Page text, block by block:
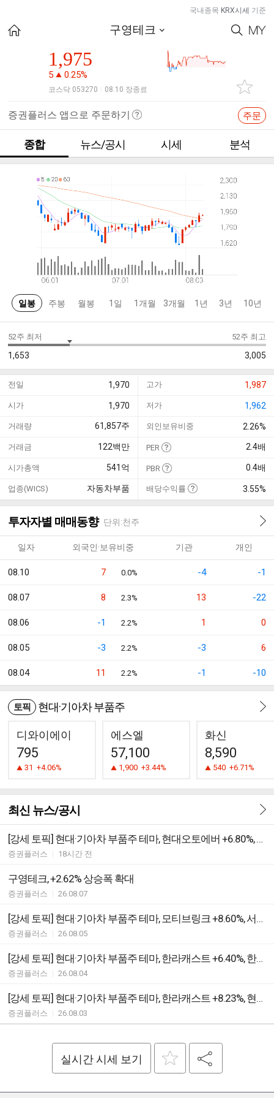
국내종목 KRX시세 기준
구영테크
1,975
5 0.25%
코스닥 053270 08.10 장종료
증권플러스 앱으로 주문하기 주문
종합 뉴스/공시 시세 분석
일봉 주봉 월봉 1일 1개월 3개월 1년 3년 10년
52주 최저
1,653
52주 최고
3,005
전일 1,970 고가 1,987
시가 1,970 저가 1,962
거래량 61,857주 외인보유비중 2.26%
거래금 122백만 PER 2.4배
시가총액 541 억 PBR 0.4배
업종(WICS) 자동차부품 배당수익률 3.55%
투자자별 매매동향 단위:천주
일자 외국인·보유비중 기관 개인
08.10 7 0.0% -4 -1
08.07 8 2.3% 13 -22
08.06 -1 2.2% 1 0
08.05 -3 2.2% -3 6
08.04 11 2.2% -1 -10
토픽 현대·기아차 부품주
디와이에이
795
31 +4.06%
에스엘
57,100
1,900 +3.44%
화신
8,590
540 +6.71%
최신 뉴스/공시
[강세 토픽] 현대·기아차 부품주 테마, 현대오토에버 +6.80%, 한국피아이엠 +5.61%
증권플러스 18시간 전
구영테크, +2.62% 상승폭 확대
증권플러스 26.08.07
[강세 토픽] 현대·기아차 부품주 테마, 모티브링크 +8.60%, 서연이화 +4.15%
증권플러스 26.08.05
[강세 토픽] 현대·기아차 부품주 테마, 한라캐스트 +6.40%, 한국피아이엠 +5.48%
증권플러스 26.08.04
[강세 토픽] 현대·기아차 부품주 테마, 한라캐스트 +8.23%, 현대오토에버 +7.41%
증권플러스 26.08.03
실시간 시세 보기